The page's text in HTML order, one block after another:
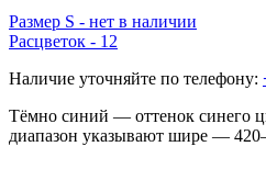
Размер S - нет в наличии
Расцветок - 12
Наличие уточняйте по телефону:
Тёмно синий — оттенок синего
диапазон указывают шире —